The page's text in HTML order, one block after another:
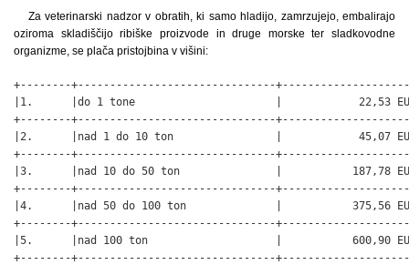
Za veterinarski nadzor v obratih, ki samo hladijo, zamrzujejo, embalirajo
oziroma skladiščijo ribiške proizvode in druge morske ter sladkovodne
organizme, se plača pristojbina v višini:
+--------+-------------------------------
|1.      |do 1 tone                      |            22,53
+--------+-------------------------------
|2.      |nad 1 do 10 ton                |            45,07
+--------+-------------------------------
|3.      |nad 10 do 50 ton               |           187,78
+--------+-------------------------------
|4.      |nad 50 do 100 ton              |           375,56
+--------+-------------------------------
|5.      |nad 100 ton                    |           600,90
+--------+-------------------------------